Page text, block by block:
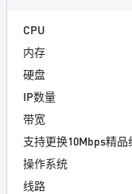
CPU
内存
硬盘
IP数量
带宽
支持更换10Mbps精品
操作系统
线路